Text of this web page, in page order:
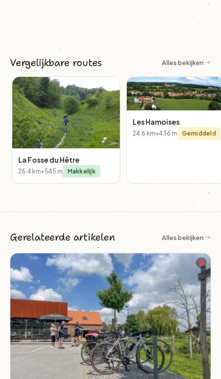
Vergelijkbare routes Alles bekijken
La Fosse du Hêtre
26.4 km+545 m Makkelijk
Les Hamoises
24.6 km+436 m Gemiddeld
Gerelateerde artikelen Alles bekijken